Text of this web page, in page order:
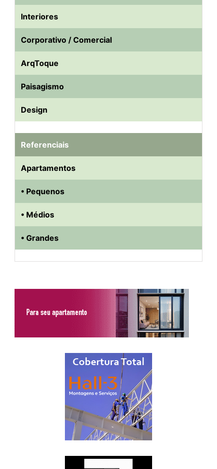
Interiores
Corporativo / Comercial
ArqToque
Paisagismo
Design
Referenciais
Apartamentos
• Pequenos
• Médios
• Grandes